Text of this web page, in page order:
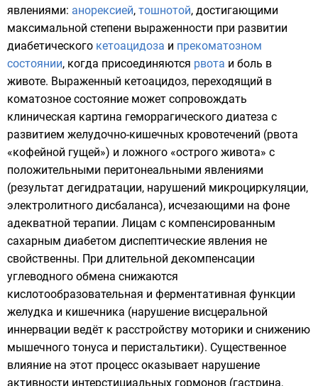
явлениями: анорексией, тошнотой, достигающими
максимальной степени выраженности при развитии
диабетического кетоацидоза и прекоматозном
состоянии, когда присоединяются рвота и боль в
животе. Выраженный кетоацидоз, переходящий в
коматозное состояние может сопровождать
клиническая картина геморрагического диатеза с
развитием желудочно-кишечных кровотечений (рвота
«кофейной гущей») и ложного «острого живота» с
положительными перитонеальными явлениями
(результат дегидратации, нарушений микроциркуляции,
электролитного дисбаланса), исчезающими на фоне
адекватной терапии. Лицам с компенсированным
сахарным диабетом диспептические явления не
свойственны. При длительной декомпенсации
углеводного обмена снижаются
кислотообразовательная и ферментативная функции
желудка и кишечника (нарушение висцеральной
иннервации ведёт к расстройству моторики и снижению
мышечного тонуса и перистальтики). Существенное
влияние на этот процесс оказывает нарушение
активности интерстициальных гормонов (гастрина,